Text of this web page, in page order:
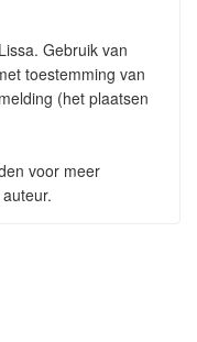
Gebruik van
toestemming van
(het plaatsen
voor meer